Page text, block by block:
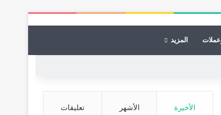
المزيد
الأخيرة الأشهر تعليقات